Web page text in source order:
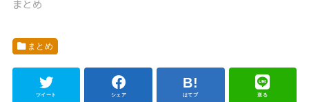
まとめ
まとめ
ツイート シェア はてブ 送る